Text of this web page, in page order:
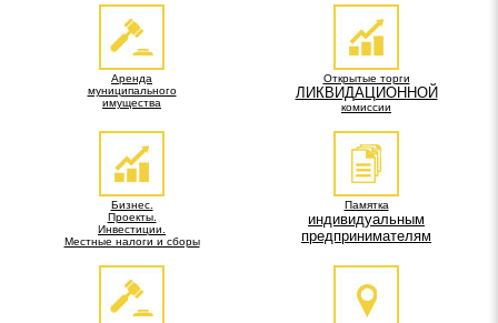
Аренда
муниципального
имущества
Открытые торги
ЛИКВИДАЦИОННОЙ
комиссии
Бизнес.
Проекты.
Инвестиции.
Местные налоги и сборы
Памятка
индивидуальным
предпринимателям